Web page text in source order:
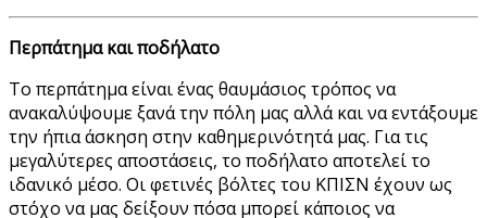
Περπάτημα και ποδήλατο
Το περπάτημα είναι ένας θαυμάσιος τρόπος να
ανακαλύψουμε ξανά την πόλη μας αλλά και να εντάξουμε
την ήπια άσκηση στην καθημερινότητά μας. Για τις
μεγαλύτερες αποστάσεις, το ποδήλατο αποτελεί το
ιδανικό μέσο. Οι φετινές βόλτες του ΚΠΙΣΝ έχουν ως
στόχο να μας δείξουν πόσα μπορεί κάποιος να